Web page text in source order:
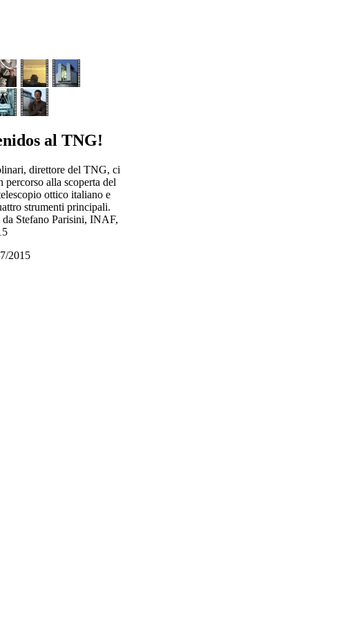
al TNG!
direttore del TNG, ci
percorso alla scoperta del
ottico italiano e
strumenti principali.
da Stefano Parisini, INAF,
2015